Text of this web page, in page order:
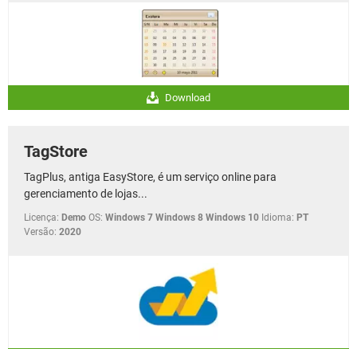
Download
TagStore
TagPlus, antiga EasyStore, é um serviço online para
gerenciamento de lojas...
Licença: Demo OS: Windows 7 Windows 8 Windows 10 Idioma: PT
Versão: 2020